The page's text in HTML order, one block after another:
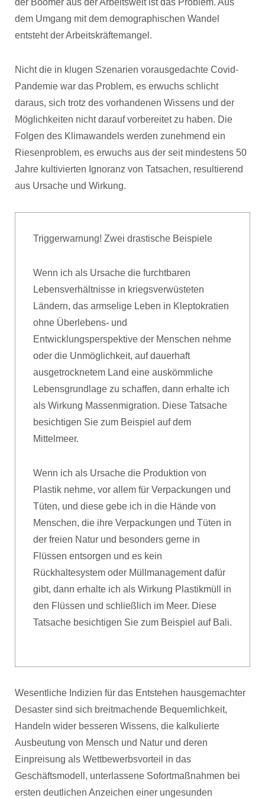
der Boomer aus der Arbeitswelt ist das Problem. Aus
dem Umgang mit dem demographischen Wandel
entsteht der Arbeitskräftemangel.
Nicht die in klugen Szenarien vorausgedachte Covid-
Pandemie war das Problem, es erwuchs schlicht
daraus, sich trotz des vorhandenen Wissens und der
Möglichkeiten nicht darauf vorbereitet zu haben. Die
Folgen des Klimawandels werden zunehmend ein
Riesenproblem, es erwuchs aus der seit mindestens 50
Jahre kultivierten Ignoranz von Tatsachen, resultierend
aus Ursache und Wirkung.
Triggerwarnung! Zwei drastische Beispiele
Wenn ich als Ursache die furchtbaren
Lebensverhältnisse in kriegsverwüsteten
Ländern, das armselige Leben in Kleptokratien
ohne Überlebens- und
Entwicklungsperspektive der Menschen nehme
oder die Unmöglichkeit, auf dauerhaft
ausgetrocknetem Land eine auskömmliche
Lebensgrundlage zu schaffen, dann erhalte ich
als Wirkung Massenmigration. Diese Tatsache
besichtigen Sie zum Beispiel auf dem
Mittelmeer.
Wenn ich als Ursache die Produktion von
Plastik nehme, vor allem für Verpackungen und
Tüten, und diese gebe ich in die Hände von
Menschen, die ihre Verpackungen und Tüten in
der freien Natur und besonders gerne in
Flüssen entsorgen und es kein
Rückhaltesystem oder Müllmanagement dafür
gibt, dann erhalte ich als Wirkung Plastikmüll in
den Flüssen und schließlich im Meer. Diese
Tatsache besichtigen Sie zum Beispiel auf Bali.
Wesentliche Indizien für das Entstehen hausgemachter
Desaster sind sich breitmachende Bequemlichkeit,
Handeln wider besseren Wissens, die kalkulierte
Ausbeutung von Mensch und Natur und deren
Einpreisung als Wettbewerbsvorteil in das
Geschäftsmodell, unterlassene Sofortmaßnahmen bei
ersten deutlichen Anzeichen einer ungesunden